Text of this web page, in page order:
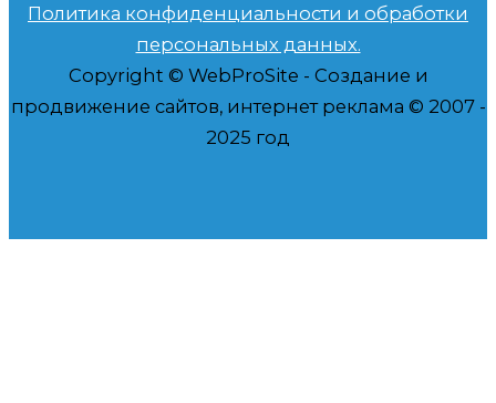
Политика конфиденциальности и обработки
персональных данных.
Copyright © WebProSite - Создание и
продвижение сайтов, интернет реклама © 2007 -
2025 год